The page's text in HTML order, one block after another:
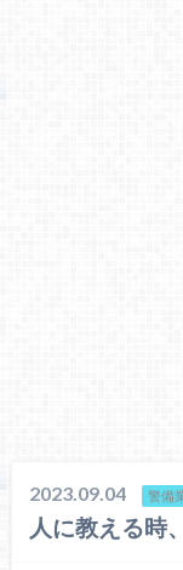
2023.09.04 警備
人に教える時